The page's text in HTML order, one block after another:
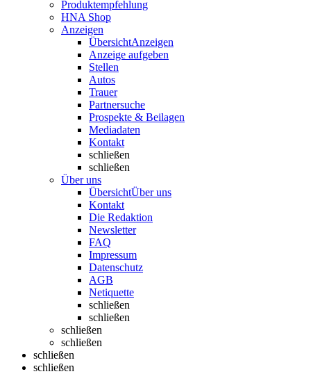
Produktempfehlung
HNA Shop
Anzeigen
ÜbersichtAnzeigen
Anzeige aufgeben
Stellen
Autos
Trauer
Partnersuche
Prospekte & Beilagen
Mediadaten
Kontakt
schließen
schließen
Über uns
ÜbersichtÜber uns
Kontakt
Die Redaktion
Newsletter
FAQ
Impressum
Datenschutz
AGB
Netiquette
schließen
schließen
schließen
schließen
schließen
schließen